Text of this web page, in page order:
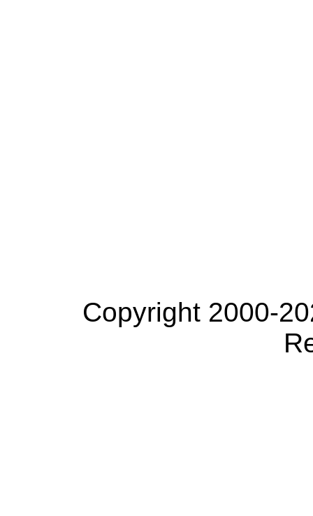
Copyright 2000-